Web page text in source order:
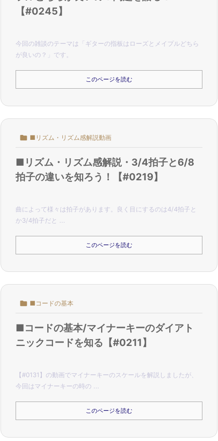
【#0245】
今回の雑談のテーマは「ギターの指板はローズとメイプルどちら
が良いの？」です。
このページを読む
 ■リズム・リズム感解説動画
■リズム・リズム感解説・3/4拍子と6/8
拍子の違いを知ろう！【#0219】
曲によって様々は拍子があります。
良く目にするのは4/4拍子と
か3/4拍子だと ...
このページを読む
 ■コードの基本
■コードの基本/マイナーキーのダイアト
ニックコードを知る【#0211】
【#0131】の動画でマイナーキーのスケールを解説しましたが、
今回はマイナーキーの時の ...
このページを読む